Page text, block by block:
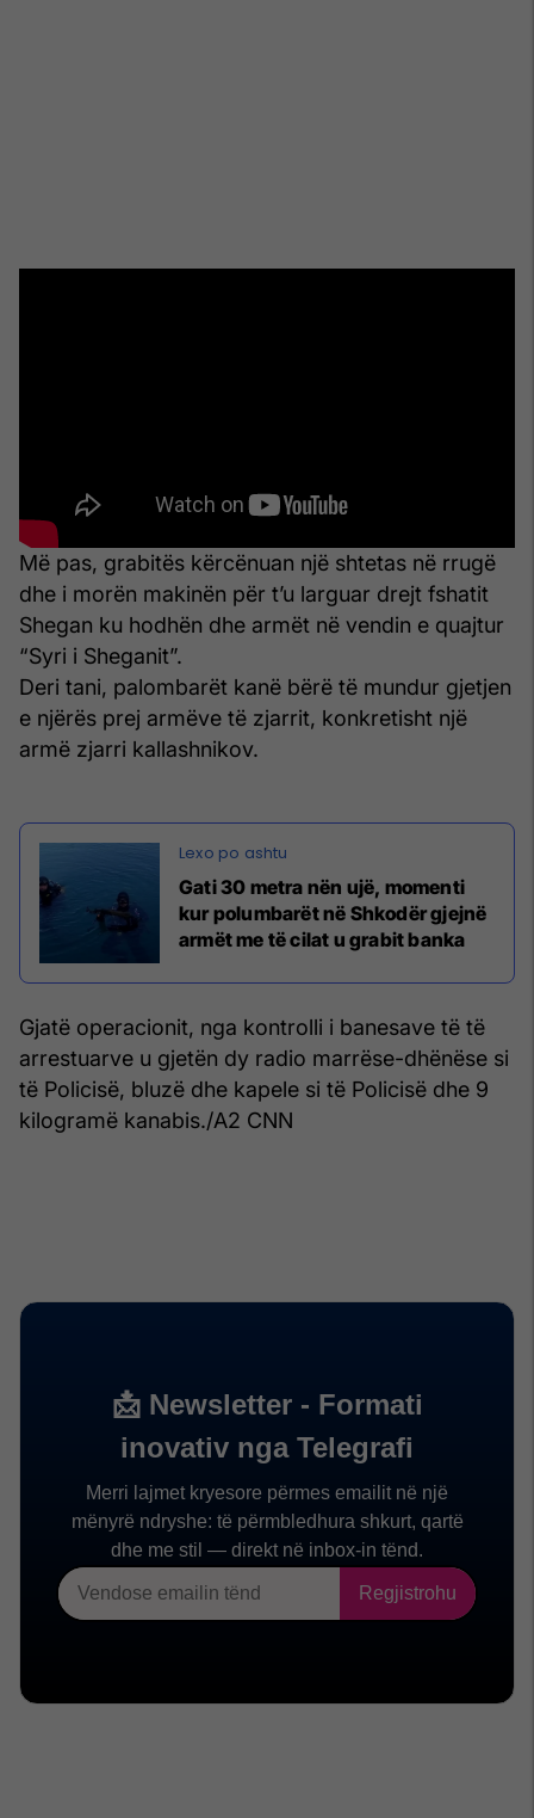
Më pas, grabitës kërcënuan një shtetas në rrugë
dhe i morën makinën për t’u larguar drejt fshatit
Shegan ku hodhën dhe armët në vendin e quajtur
“Syri i Sheganit”.
Deri tani, palombarët kanë bërë të mundur gjetjen
e njërës prej armëve të zjarrit, konkretisht një
armë zjarri kallashnikov.
Gati 30 metra nën ujë, momenti
kur polumbarët në Shkodër gjejnë
armët me të cilat u grabit banka
Gjatë operacionit, nga kontrolli i banesave të të
arrestuarve u gjetën dy radio marrëse-dhënëse si
të Policisë, bluzë dhe kapele si të Policisë dhe 9
kilogramë kanabis./A2 CNN